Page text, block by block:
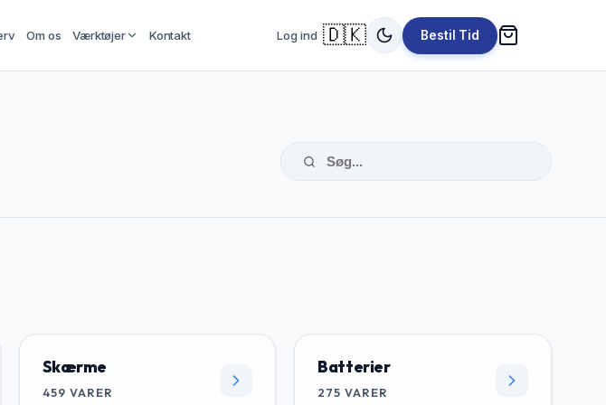
Om os Værktøjer Kontakt Log ind 🇩🇰 Bestil Tid
Skærme
459 VARER
Batterier
275 VARER